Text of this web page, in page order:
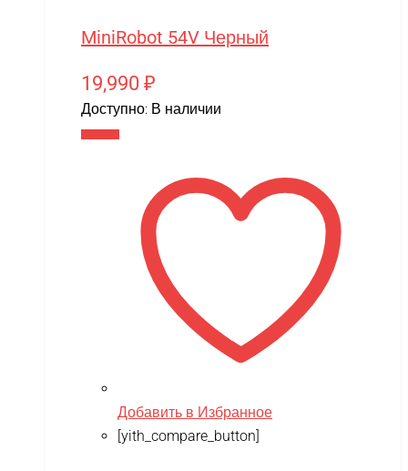
MiniRobot 54V Черный
19,990 ₽
Доступно: В наличии
Добавить в Избранное
[yith_compare_button]